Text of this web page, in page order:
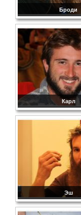
Броди
Карл
Эш